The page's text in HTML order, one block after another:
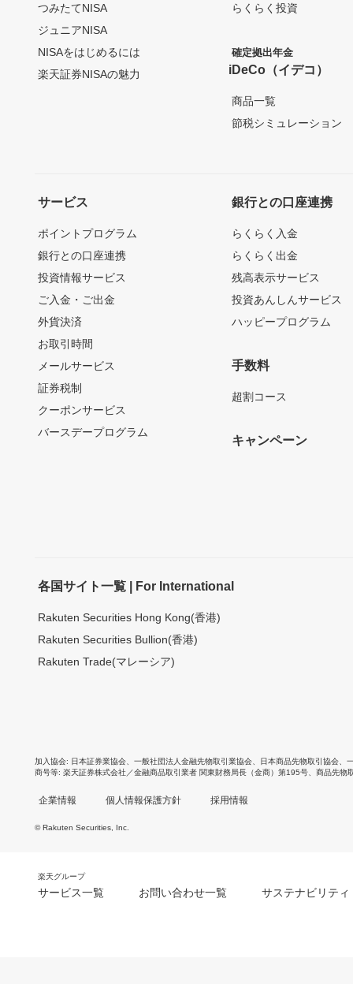
つみたてNISA
ジュニアNISA
NISAをはじめるには
楽天証券NISAの魅力
らくらく投資
確定拠出年金
iDeCo（イデコ）
商品一覧
節税シミュレーション
サービス
ポイントプログラム
銀行との口座連携
投資情報サービス
ご入金・ご出金
外貨決済
お取引時間
メールサービス
証券税制
クーポンサービス
バースデープログラム
銀行との口座連携
らくらく入金
らくらく出金
残高表示サービス
投資あんしんサービス
ハッピープログラム
手数料
超割コース
キャンペーン
各国サイト一覧 | For International
Rakuten Securities Hong Kong(香港)
Rakuten Securities Bullion(香港)
Rakuten Trade(マレーシア)
加入協会 日本証券業協会 一般社団法人金融先物取引業協会 日本商品先物取引協会
商号等 楽天証券株式会社／金融商品取引業者 関東財務局長（金商）第195号、商品先物
企業情報 個人情報保護方針 採用情報
© Rakuten Securities, Inc.
楽天グループ
サービス一覧 お問い合わせ一覧 サステナビリティ